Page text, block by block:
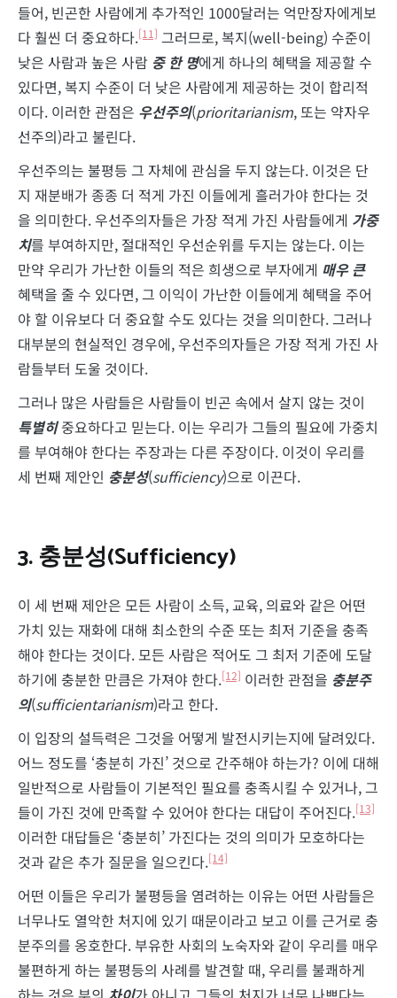
들어, 빈곤한 사람에게 추가적인 1000달러는 억만장자에게보
다 훨씬 더 중요하다.[11] 그러므로, 복지(well-being) 수준이
낮은 사람과 높은 사람 중 한 명에게 하나의 혜택을 제공할 수
있다면, 복지 수준이 더 낮은 사람에게 제공하는 것이 합리적
이다. 이러한 관점은 우선주의(prioritarianism, 또는 약자우
선주의)라고 불린다.
우선주의는 불평등 그 자체에 관심을 두지 않는다. 이것은 단
지 재분배가 종종 더 적게 가진 이들에게 흘러가야 한다는 것
을 의미한다. 우선주의자들은 가장 적게 가진 사람들에게 가중
치를 부여하지만, 절대적인 우선순위를 두지는 않는다. 이는
만약 우리가 가난한 이들의 적은 희생으로 부자에게 매우 큰
혜택을 줄 수 있다면, 그 이익이 가난한 이들에게 혜택을 주어
야 할 이유보다 더 중요할 수도 있다는 것을 의미한다. 그러나
대부분의 현실적인 경우에, 우선주의자들은 가장 적게 가진 사
람들부터 도울 것이다.
그러나 많은 사람들은 사람들이 빈곤 속에서 살지 않는 것이
특별히중요하다고 믿는다. 이는 우리가 그들의 필요에 가중치
를 부여해야 한다는 주장과는 다른 주장이다. 이것이 우리를
세 번째 제안인 충분성(sufficiency)으로 이끈다.
3.충분성(Sufficiency)
이 세 번째 제안은 모든 사람이 소득, 교육, 의료와 같은 어떤
가치 있는 재화에 대해 최소한의 수준 또는 최저 기준을 충족
해야 한다는 것이다. 모든 사람은 적어도 그 최저 기준에 도달
하기에 충분한 만큼은 가져야 한다.[12] 이러한 관점을 충분주
의(sufficientarianism)라고 한다.
이 입장의 설득력은 그것을 어떻게 발전시키는지에 달려있다.
어느 정도를 ‘충분히 가진’ 것으로 간주해야 하는가? 이에 대해
일반적으로 사람들이 기본적인 필요를 충족시킬 수 있거나, 그
들이 가진 것에 만족할 수 있어야 한다는 대답이 주어진다.[13]
이러한 대답들은 ‘충분히’ 가진다는 것의 의미가 모호하다는
것과 같은 추가 질문을 일으킨다.[14]
어떤 이들은 우리가 불평등을 염려하는 이유는 어떤 사람들은
너무나도 열악한 처지에 있기 때문이라고 보고 이를 근거로 충
분주의를 옹호한다. 부유한 사회의 노숙자와 같이 우리를 매우
불편하게 하는 불평등의 사례를 발견할 때, 우리를 불쾌하게